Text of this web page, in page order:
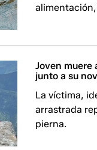
Joven muere
junto a su
La víctima,
arrastrada
pierna.